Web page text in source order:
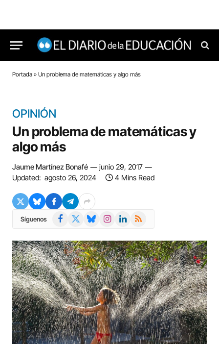
Portada » Un problema de matemáticas y algo más
OPINIÓN
Un problema de matemáticas y
algo más
Jaume Martínez Bonafé
junio 29, 2017
Updated: agosto 26, 2024 4 Mins Read
Síguenos Facebook BlueskyInstagramLinkedIn
RSS